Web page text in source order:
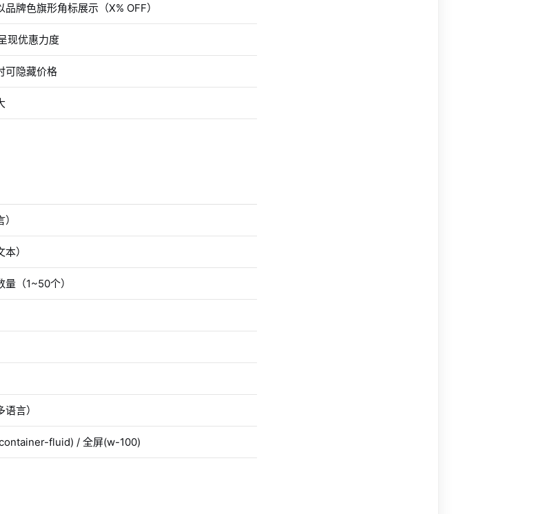
牌色旗形角标展示（X% OFF）
现优惠力度
可隐藏价格
）
（1~50个）
言）
fluid) / 全屏(w-100)